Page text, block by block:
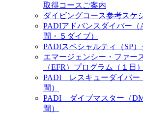
取得コースご案内
ダイビングコース参考スケ
PADIアドバンスダイバー（
間・５ダイブ）
PADIスペシャルティ（SP
エマージェンシー・ファー
（EFR）プログラム（１日）
PADI レスキューダイバー
間）
PADI ダイブマスター（
間）